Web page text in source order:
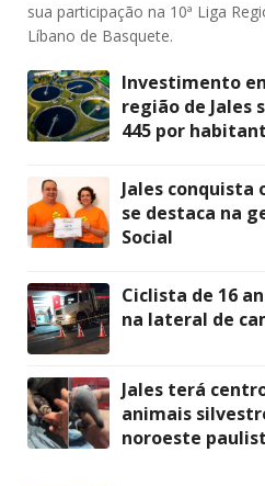
sua participação na 10ª Liga
Líbano de Basquete.
Investimento
região de Jales
445 por
Jales conquista
se destaca na
Social
Ciclista de 16
na lateral de
Jales terá
animais
noroeste